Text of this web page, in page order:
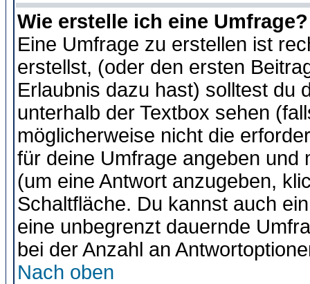
Wie erstelle ich eine Umfrage?
Eine Umfrage zu erstellen ist
erstellst, (oder den ersten
Erlaubnis dazu hast) solltest du
unterhalb der Textbox sehen
möglicherweise nicht die
für deine Umfrage angeben und
(um eine Antwort anzugeben,
Schaltfläche. Du kannst auch
eine unbegrenzt dauernde
bei der Anzahl an
Nach oben